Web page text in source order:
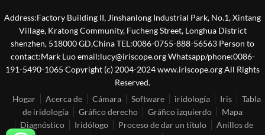
Address:Factory Building II, Jinshanlong Industrial Park, No.1, Xintang
Village, Kratong Community, Fucheng Street, Longhua District
shenzhen, 518000 GD,China TEL:0086-0755-888-56563 Person to
contact:Mark Luo email:lucy@iriscope.org Whatsapp/phone:0086-
191-5490-1065 Copyright (c) 2004-2024 www.iriscope.org All Rights
Reserved.
Hogar
Acerca de Cámara Software iridología Iris
Tabla
de iridología
Gráfico derecho Gráfico izquierdo
Mapa
Diagnóstico
Iridólogo Proceso de dar un título
Anillos de